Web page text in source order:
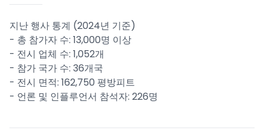
지난 행사 통계 (2024년 기준)
- 총 참가자 수: 13,000명 이상
- 전시 업체 수: 1,052개
- 참가 국가 수: 36개국
- 전시 면적: 162,750 평방피트
- 언론 및 인플루언서 참석자: 226명